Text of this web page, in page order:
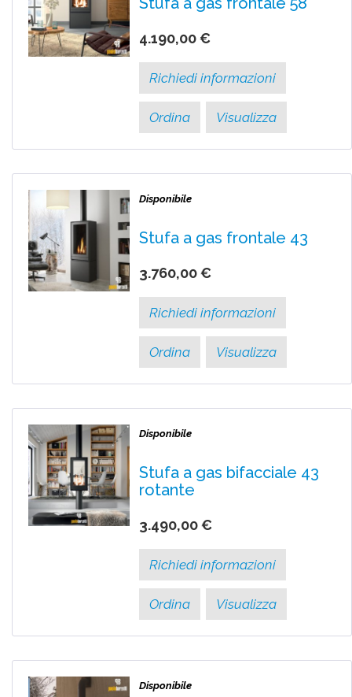
4.190,00 €
Richiedi informazioni
Ordina Visualizza
Disponibile
Stufa a gas frontale 43
3.760,00 €
Richiedi informazioni
Ordina Visualizza
Disponibile
Stufa a gas bifacciale 43
rotante
3.490,00 €
Richiedi informazioni
Ordina Visualizza
Disponibile